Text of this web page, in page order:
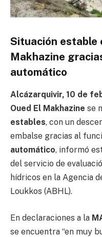
Situación estable
Makhazine
automático
Alcázarquivir, 10 de
Oued El Makhazine se
estables, con un
embalse gracias al
automático, informó
del servicio de
hídricos en la Agencia
Loukkos (ABHL).
En declaraciones a la
se encuentra “en muy